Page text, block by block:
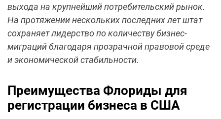
выхода на крупнейший потребительский рынок.
На протяжении нескольких последних лет штат
сохраняет лидерство по количеству бизнес-
миграций благодаря прозрачной правовой среде
и экономической стабильности.
Преимущества Флориды для
регистрации бизнеса в США